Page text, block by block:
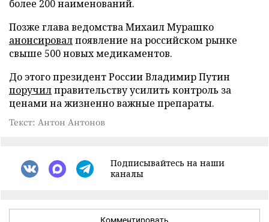
более 200 наименований.
Позже глава ведомства Михаил Мурашко
анонсировалпоявление на российском рынке
свыше 500 новых медикаментов.
До этого президент России Владимир Путин
поручилправительству усилить контроль за
ценами на жизненно важные препараты.
Текст: Антон Антонов
Подписывайтесь на наши
каналы